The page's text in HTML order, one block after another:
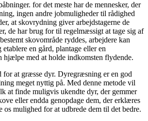
for det meste har de mennesker, der
ingen andre jobmuligheder til rådighed
at skovrydning giver arbejdstagerne de
de har brug for til regelmæssigt at tage sig af
skovområde ryddes, arbejdere kan
etablere en gård, plantage eller en
hjælpe med at holde indkomsten flydende.
for at græsse dyr. Dyregræsning er en god
meget nyttig på. Med denne metode vil
at finde muligvis ukendte dyr, der gemmer
eller endda genopdage dem, der erklæres
os mulighed for at udbrede dem til det bedre.